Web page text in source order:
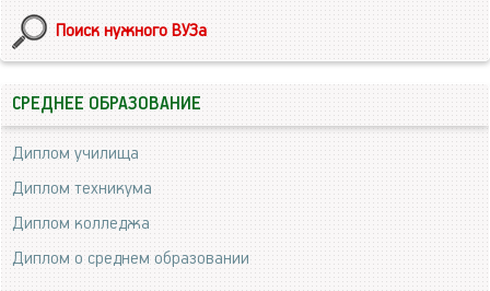
Поиск нужного ВУЗа
СРЕДНЕЕ ОБРАЗОВАНИЕ
Диплом училища
Диплом техникума
Диплом колледжа
Диплом о среднем образовании